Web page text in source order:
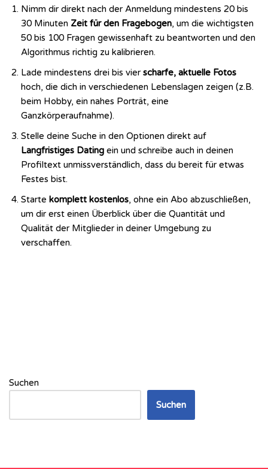
Nimm dir direkt nach der Anmeldung mindestens 20 bis
30 Minuten Zeit für den Fragebogen, um die wichtigsten
50 bis 100 Fragen gewissenhaft zu beantworten und den
Algorithmus richtig zu kalibrieren.
Lade mindestens drei bis vier scharfe, aktuelle Fotos
hoch, die dich in verschiedenen Lebenslagen zeigen (z.B.
beim Hobby, ein nahes Porträt, eine
Ganzkörperaufnahme).
Stelle deine Suche in den Optionen direkt auf
Langfristiges Dating ein und schreibe auch in deinen
Profiltext unmissverständlich, dass du bereit für etwas
Festes bist.
Starte komplett kostenlos, ohne ein Abo abzuschließen,
um dir erst einen Überblick über die Quantität und
Qualität der Mitglieder in deiner Umgebung zu
verschaffen.
Suchen
Suchen